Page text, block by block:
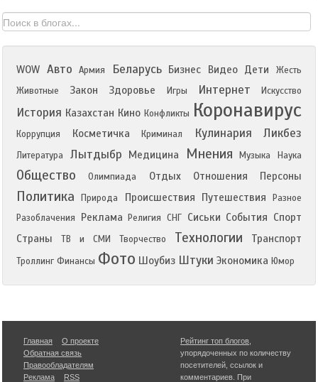
WOW Авто Армия Беларусь Бизнес Видео Дети
Жесть
Животные
Закон Здоровье Игры Интернет Искусство
История Казахстан Кино Конфликты Коронавирус
Коррупция Косметичка Криминал Кулинария Ликбез
Литература Лытдыбр Медицина Мнения Музыка Наука
Общество Олимпиада Отдых Отношения Персоны
Политика Природа Происшествия Путешествия
Разное
Разоблачения
Реклама Религия СНГ Сиськи События Спорт
Страны
ТВ и СМИ Творчество Технологии Транспорт
Троллинг Финансы Фото Шоубиз Штуки Экономика Юмор
Главная
О проекте
Обратная связь
Правообладателям
Реклама
RSS
Рейтинг топ блогов
упорядоченных по количеству
посетителей, ссылок и
комментариев. При